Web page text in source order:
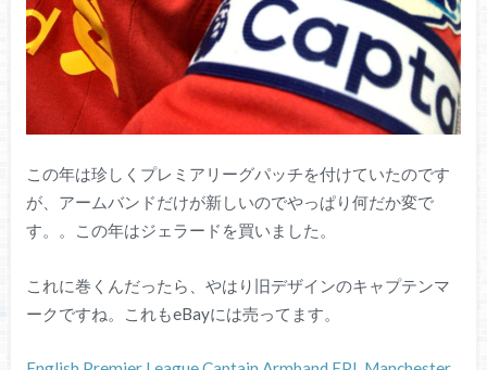
この年は珍しくプレミアリーグパッチを付けていたのです
が、アームバンドだけが新しいのでやっぱり何だか変で
す。。この年はジェラードを買いました。
これに巻くんだったら、やはり旧デザインのキャプテンマ
ークですね。これもeBayには売ってます。